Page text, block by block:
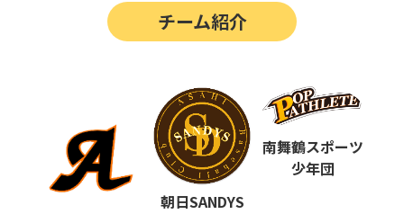
第12回 決勝戦の動画はこちらから
ポップアスリートカップ
第10回 ポップアスリートカップ
第9回 ポップアスリートカップ
チーム紹介
朝日SANDYS
南舞鶴スポーツ
少年団